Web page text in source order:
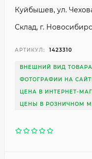
Куйбышев, ул.
Склад, г.
АРТИКУЛ: 1423310
ВНЕШНИЙ ВИД
ФОТОГРАФИИ НА
ЦЕНА В ИНТЕРНЕТ-
ЦЕНЫ В РОЗНИЧНОМ